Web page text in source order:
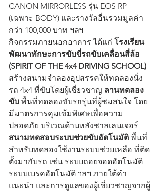
CANON MIRRORLESS รุ่น EOS RP
(เฉพาะ BODY) และรางวัลอื่นรวมมูลค่า
กว่า 100,000 บาท ฯลฯ
กิจกรรมภายนอกอาคาร ได้แก่ โรงเรียน
พัฒนาทักษะการขับขี่รถขับเคลื่อนสี่ล้อ
(SPIRIT OF THE 4x4 DRIVING SCHOOL)
สร้างสนามจำลองอุปสรรคให้ทดลองนั่ง
รถ 4x4 ที่ขับโดยผู้เชี่ยวชาญ ลานทดลอง
ขับ พื้นที่ทดลองขับรถรุ่นที่ผู้ชมสนใจ โดย
มีมาตรการคุมเข้มพิเศษเพื่อความ
ปลอดภัย บริเวณด้านหลังชาลเลนเจอร์
สนามทดสอบระบบช่วยขับอัตโนมัติ พื้นที่
สำหรับทดลองใช้งานระบบช่วยเหลือ ที่ติด
ตั้งมากับรถ เช่น ระบบถอยจอดอัตโนมัติ
ระบบเบรคอัตโนมัติ ฯลฯ ภายใต้คำ
แนะนำ และการดูแลของผู้เชี่ยวชาญจากผู้